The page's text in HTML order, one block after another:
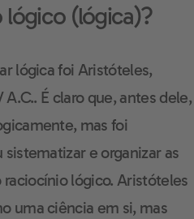
lógico (lógica)?
lógica foi Aristóteles,
A.C.. É claro que, antes dele,
mas foi
e organizar as
raciocínio lógico.Aristóteles
uma ciência em si, mas